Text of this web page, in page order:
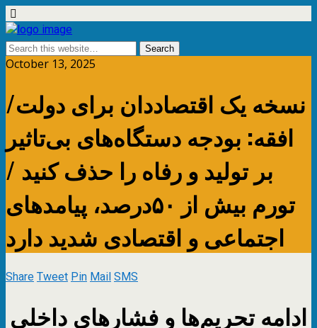
October 13, 2025
نسخه یک اقتصاددان برای دولت/
افقه: بودجه دستگاه‌های بی‌تاثیر
بر تولید و رفاه را حذف کنید /
تورم بیش از ۵۰‌درصد، پیامدهای
اجتماعی و اقتصادی شدید دارد
ShareTweetPinMailSMS
ادامه تحریم‌ها و فشارهای داخلی